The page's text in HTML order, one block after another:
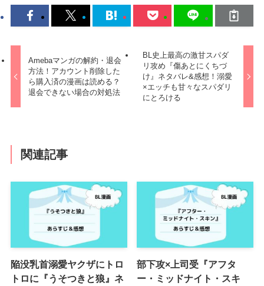
Amebaマンガの解約・退会
方法！アカウント削除した
ら購入済の漫画は読める？
退会できない場合の対処法
BL史上最高の激甘スパダ
リ攻め『傷あとにくちづ
け』ネタバレ&感想！溺愛
×エッチも甘々なスパダリ
にとろける
関連記事
陥没乳首溺愛ヤクザにトロ
トロに『うそつきと狼』ネ
部下攻×上司受『アフタ
ー・ミッドナイト・スキ